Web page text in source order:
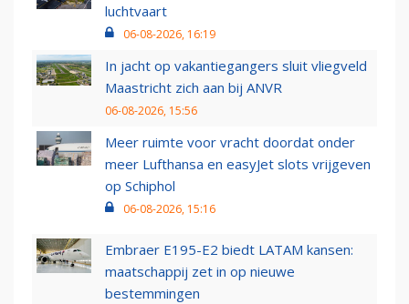
luchtvaart
06-08-2026, 16:19
In jacht op vakantiegangers sluit vliegveld
Maastricht zich aan bij ANVR
06-08-2026, 15:56
Meer ruimte voor vracht doordat onder
meer Lufthansa en easyJet slots vrijgeven
op Schiphol
06-08-2026, 15:16
Embraer E195-E2 biedt LATAM kansen:
maatschappij zet in op nieuwe
bestemmingen